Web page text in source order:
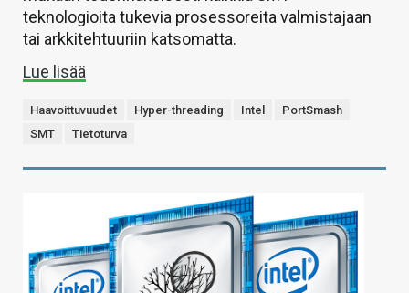
teknologioita tukevia prosessoreita valmistajaan
tai arkkitehtuuriin katsomatta.
Lue lisää
Haavoittuvuudet Hyper-threading Intel
PortSmash
SMT
Tietoturva